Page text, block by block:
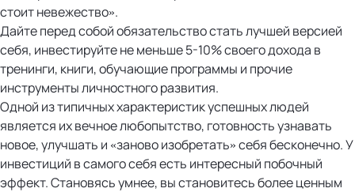
стоит невежество».
Дайте перед собой обязательство стать лучшей версией
себя, инвестируйте не меньше 5-10% своего дохода в
тренинги, книги, обучающие программы и прочие
инструменты личностного развития.
Одной из типичных характеристик успешных людей
является их вечное любопытство, готовность узнавать
новое, улучшать и «заново изобретать» себя бесконечно. У
инвестиций в самого себя есть интересный побочный
эффект. Становясь умнее, вы становитесь более ценным